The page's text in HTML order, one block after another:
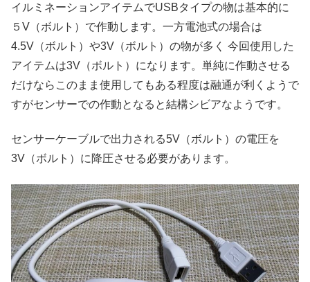
イルミネーションアイテムでUSBタイプの物は基本的に
５V（ボルト）で作動します。一方電池式の場合は
4.5V（ボルト）や3V（ボルト）の物が多く 今回使用した
アイテムは3V（ボルト）になります。単純に作動させる
だけならこのまま使用してもある程度は融通が利くようで
すがセンサーでの作動となると結構シビアなようです。
センサーケーブルで出力される5V（ボルト）の電圧を
3V（ボルト）に降圧させる必要があります。